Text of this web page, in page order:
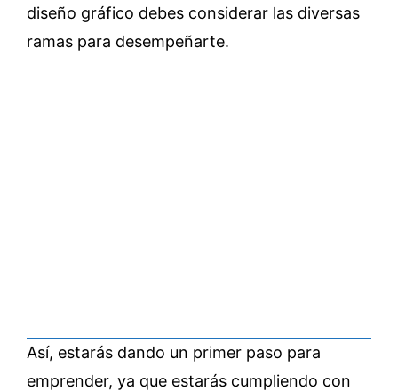
diseño gráfico debes considerar las diversas
ramas para desempeñarte.
Así, estarás dando un primer paso para
emprender, ya que estarás cumpliendo con